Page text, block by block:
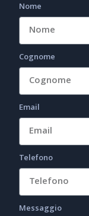
Nome
Cognome
Email
Telefono
Messaggio